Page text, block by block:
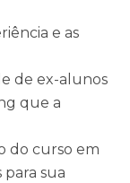
e as
de ex-alunos
que a
do curso em
sua